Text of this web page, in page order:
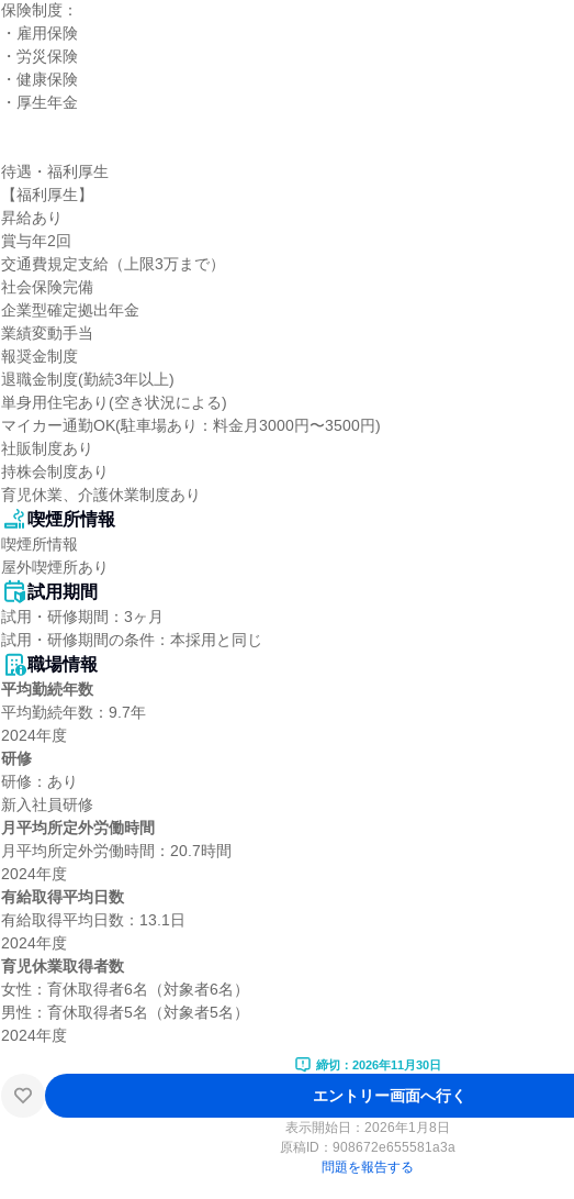
保険制度：
・雇用保険
・労災保険
・健康保険
・厚生年金
待遇・福利厚生
【福利厚生】
昇給あり
賞与年2回
交通費規定⽀給（上限3万まで）
社会保険完備
企業型確定拠出年金
業績変動⼿当
報奨⾦制度
退職⾦制度(勤続3年以上)
単⾝⽤住宅あり(空き状況による)
マイカー通勤OK(駐⾞場あり：料⾦⽉3000円〜3500円)
社販制度あり
持株会制度あり
育児休業、介護休業制度あり
喫煙所情報
喫煙所情報
屋外喫煙所あり
試用期間
試用・研修期間：3ヶ月
職場情報
平均勤続年数
平均勤続年数：9.7年
研修
研修：あり
月平均所定外労働時間
月平均所定外労働時間：20.7時間
有給取得平均日数
有給取得平均日数：13.1日
育児休業取得者数
女性：育休取得者6名（対象者6名）
男性：育休取得者5名（対象者5名）
締切：2026年11月30日
エントリー画面へ行く
表示開始日：2026年1月8日
原稿ID： 908672e655581a3a
問題を報告する